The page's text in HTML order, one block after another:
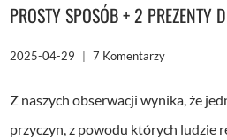
PROSTY SPOSÓB + 2 PREZENTY
2025-04-29 7 Komentarzy
Z naszych obserwacji wynika, że
przyczyn, z powodu których ludzie